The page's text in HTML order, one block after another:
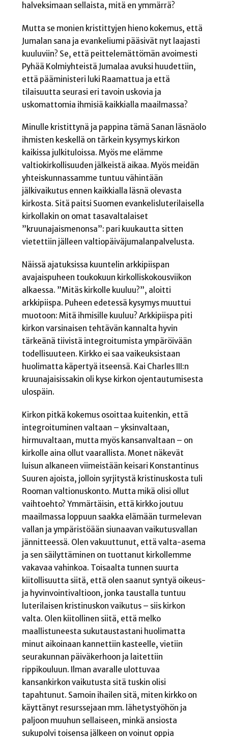
halveksimaan sellaista, mitä en ymmärrä?
Mutta se monien kristittyjen hieno kokemus, että
Jumalan sana ja evankeliumi pääsivät nyt laajasti
kuuluviin? Se, että peittelemättömän avoimesti
Pyhää Kolmiyhteistä Jumalaa avuksi huudettiin,
että pääministeri luki Raamattua ja että
tilaisuutta seurasi eri tavoin uskovia ja
uskomattomia ihmisiä kaikkialla maailmassa?
Minulle kristittynä ja pappina tämä Sanan läsnäolo
ihmisten keskellä on tärkein kysymys kirkon
kaikissa julkituloissa. Myös me elämme
valtiokirkollisuuden jälkeistä aikaa. Myös meidän
yhteiskunnassamme tuntuu vähintään
jälkivaikutus ennen kaikkialla läsnä olevasta
kirkosta. Sitä paitsi Suomen evankelisluterilaisella
kirkollakin on omat tasavaltalaiset
”kruunajaismenonsa”: pari kuukautta sitten
vietettiin jälleen valtiopäiväjumalanpalvelusta.
Näissä ajatuksissa kuuntelin arkkipiispan
avajaispuheen toukokuun kirkolliskokousviikon
alkaessa. ”Mitäs kirkolle kuuluu?”, aloitti
arkkipiispa. Puheen edetessä kysymys muuttui
muotoon: Mitä ihmisille kuuluu? Arkkipiispa piti
kirkon varsinaisen tehtävän kannalta hyvin
tärkeänä tiivistä integroitumista ympäröivään
todellisuuteen. Kirkko ei saa vaikeuksistaan
huolimatta käpertyä itseensä. Kai Charles III:n
kruunajaisissakin oli kyse kirkon ojentautumisesta
ulospäin.
Kirkon pitkä kokemus osoittaa kuitenkin, että
integroituminen valtaan – yksinvaltaan,
hirmuvaltaan, mutta myös kansanvaltaan – on
kirkolle aina ollut vaarallista. Monet näkevät
luisun alkaneen viimeistään keisari Konstantinus
Suuren ajoista, jolloin syrjitystä kristinuskosta tuli
Rooman valtionuskonto. Mutta mikä olisi ollut
vaihtoehto? Ymmärtäisin, että kirkko joutuu
maailmassa loppuun saakka elämään turmelevan
vallan ja ympäristöään siunaavan vaikutusvallan
jännitteessä. Olen vakuuttunut, että valta-asema
ja sen säilyttäminen on tuottanut kirkollemme
vakavaa vahinkoa. Toisaalta tunnen suurta
kiitollisuutta siitä, että olen saanut syntyä oikeus-
ja hyvinvointivaltioon, jonka taustalla tuntuu
luterilaisen kristinuskon vaikutus – siis kirkon
valta. Olen kiitollinen siitä, että melko
maallistuneesta sukutaustastani huolimatta
minut aikoinaan kannettiin kasteelle, vietiin
seurakunnan päiväkerhoon ja laitettiin
rippikouluun. Ilman avaralle ulottuvaa
kansankirkon vaikutusta sitä tuskin olisi
tapahtunut. Samoin ihailen sitä, miten kirkko on
käyttänyt resurssejaan mm. lähetystyöhön ja
paljoon muuhun sellaiseen, minkä ansiosta
sukupolvi toisensa jälkeen on voinut oppia